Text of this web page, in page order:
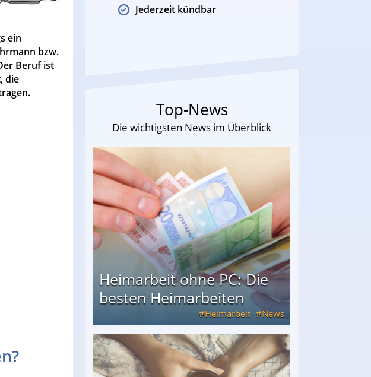
ein
bzw.
Beruf ist
die
Jederzeit kündbar
Top-News
Die wichtigsten News im Überblick
Heimarbeit ohne PC: Die
besten Heimarbeiten
Heimarbeit News
besten Heimarbeiten